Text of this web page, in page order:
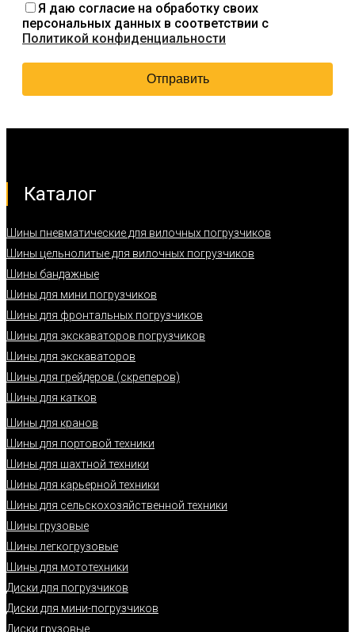
Я даю согласие на обработку своих
персональных данных в соответствии с
Политикой конфиденциальности
Каталог
Шины пневматические для вилочных погрузчиков
Шины цельнолитые для вилочных погрузчиков
Шины бандажные
Шины для мини погрузчиков
Шины для фронтальных погрузчиков
Шины для экскаваторов погрузчиков
Шины для экскаваторов
Шины для грейдеров (скреперов)
Шины для катков
Шины для кранов
Шины для портовой техники
Шины для шахтной техники
Шины для карьерной техники
Шины для сельскохозяйственной техники
Шины грузовые
Шины легкогрузовые
Шины для мототехники
Диски для погрузчиков
Диски для мини-погрузчиков
Диски грузовые